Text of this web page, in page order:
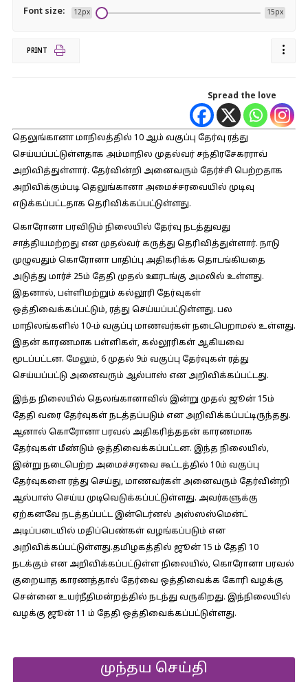
Font size: 12px 15px
PRINT
Spread the love
தெலுங்கானா மாநிலத்தில் 10 ஆம் வகுப்பு தேர்வு ரத்து
செய்யப்பட்டுள்ளதாக அம்மாநில முதல்வர் சந்திரசேகரராவ்
அறிவித்துள்ளார். தேர்வின்றி அனைவரும் தேர்ச்சி பெற்றதாக
அறிவிக்கும்படி தெலுங்கானா அமைச்சரவையில் முடிவு
எடுக்கப்பட்டதாக தெரிவிக்கப்பட்டுள்ளது.
கொரோனா பரவிடும் நிலையில் தேர்வு நடத்துவது
சாத்தியமற்றது என முதல்வர் கருத்து தெரிவித்துள்ளார். நாடு
முழுவதும் கொரோனா பாதிப்பு அதிகரிக்க தொடங்கியதை
அடுத்து மார்ச் 25ம் தேதி முதல் ஊரடங்கு அமலில் உள்ளது.
இதனால், பள்ளிமற்றும் கல்லூரி தேர்வுகள்
ஒத்திவைக்கப்பட்டும், ரத்து செய்யப்பட்டுள்ளது. பல
மாநிலங்களில் 10-ம் வகுப்பு மாணவர்கள் நடைபெறாமல் உள்ளது.
இதன் காரணமாக பள்ளிகள், கல்லூரிகள் ஆகியவை
மூடப்பட்டன. மேலும், 6 முதல் 9ம் வகுப்பு தேர்வுகள் ரத்து
செய்யப்பட்டு அனைவரும் ஆல்பாஸ் என அறிவிக்கப்பட்டது.
இந்த நிலையில் தெலங்கானாவில் இன்று முதல் ஜூன் 15ம்
தேதி வரை தேர்வுகள் நடத்தப்படும் என அறிவிக்கப்பட்டிருந்தது.
ஆனால் கொரோனா பரவல் அதிகரித்ததன் காரணமாக
தேர்வுகள் மீண்டும் ஒத்திவைக்கப்பட்டன. இந்த நிலையில்,
இன்று நடைபெற்ற அமைச்சரவை கூட்டத்தில் 10ம் வகுப்பு
தேர்வுகளை ரத்து செய்து, மாணவர்கள் அனைவரும் தேர்வின்றி
ஆல்பாஸ் செய்ய முடிவெடுக்கப்பட்டுள்ளது. அவர்களுக்கு
ஏற்கனவே நடத்தப்பட்ட இன்டெர்னல் அஸ்ஸஸ்மென்ட்
அடிப்படையில் மதிப்பெண்கள் வழங்கப்படும் என
அறிவிக்கப்பட்டுள்ளது.தமிழகத்தில் ஜூன் 15 ம் தேதி 10
நடக்கும் என அறிவிக்கப்பட்டுள்ள நிலையில், கொரோனா பரவல்
குறையாத காரணத்தால் தேர்வை ஒத்திவைக்க கோரி வழக்கு
சென்னை உயர்நீதிமன்றத்தில் நடந்து வருகிறது. இந்நிலையில்
வழக்கு ஜூன் 11 ம் தேதி ஒத்திவைக்கப்பட்டுள்ளது.
முந்தய செய்தி